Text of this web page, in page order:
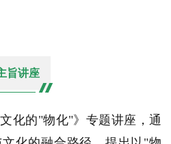
旨讲座
化的"物化"》专题讲座，通